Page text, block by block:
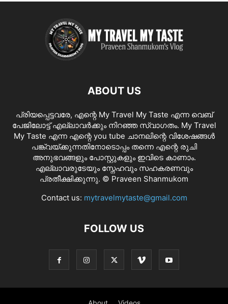
ABOUT US
പ്രിയപ്പെട്ടവരേ, എന്റെ My Travel My Taste എന്ന വെബ്
പേജിലോട്ട് എല്ലാവർക്കും നിറഞ്ഞ സ്വാഗതം. My Travel
My Taste എന്ന എന്റെ you tube ചാനലിന്റെ വിശേഷങ്ങൾ
പങ്ക്വയ്ക്കുന്നതിനോടൊപ്പം തന്നെ എന്റെ രുചി
അനുഭവങ്ങളും പോസ്റ്റുകളും ഇവിടെ കാണാം.
എല്ലാവരുടേയും സ്നേഹവും സഹകരണവും
പ്രതീക്ഷിക്കുന്നു. © Praveen Shanmukom
Contact us: mytravelmytaste@gmail.com
FOLLOW US